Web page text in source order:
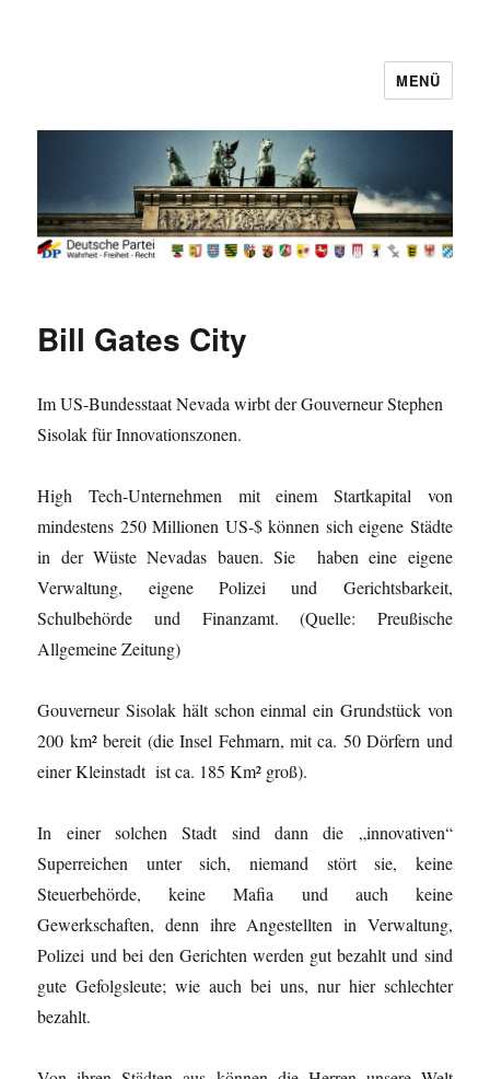
MENÜ
Bill Gates City
Im US-Bundesstaat Nevada wirbt der Gouverneur Stephen
Sisolak für Innovationszonen.
High Tech-Unternehmen mit einem Startkapital von
mindestens 250 Millionen US-$ können sich eigene Städte
in der Wüste Nevadas bauen. Sie haben eine eigene
Verwaltung, eigene Polizei und Gerichtsbarkeit,
Schulbehörde und Finanzamt. (Quelle: Preußische
Allgemeine Zeitung)
Gouverneur Sisolak hält schon einmal ein Grundstück von
200 km² bereit (die Insel Fehmarn, mit ca. 50 Dörfern und
einer Kleinstadt ist ca. 185 Km² groß).
In einer solchen Stadt sind dann die „innovativen“
Superreichen unter sich, niemand stört sie, keine
Steuerbehörde, keine Mafia und auch keine
Gewerkschaften, denn ihre Angestellten in Verwaltung,
Polizei und bei den Gerichten werden gut bezahlt und sind
gute Gefolgsleute; wie auch bei uns, nur hier schlechter
bezahlt.